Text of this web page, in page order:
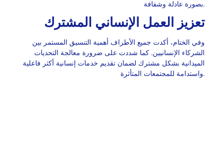
بصورة عادلة وشفافة.
تعزيز العمل الإنساني المشترك
وفي الختام، أكدت جميع الأطراف أهمية التنسيق المستمر بين
الشركاء الإنسانيين. كما شددت على ضرورة معالجة التحديات
الميدانية بشكل مشترك لضمان تقديم خدمات إنسانية أكثر فاعلية
واستدامة للمجتمعات المتأثرة.